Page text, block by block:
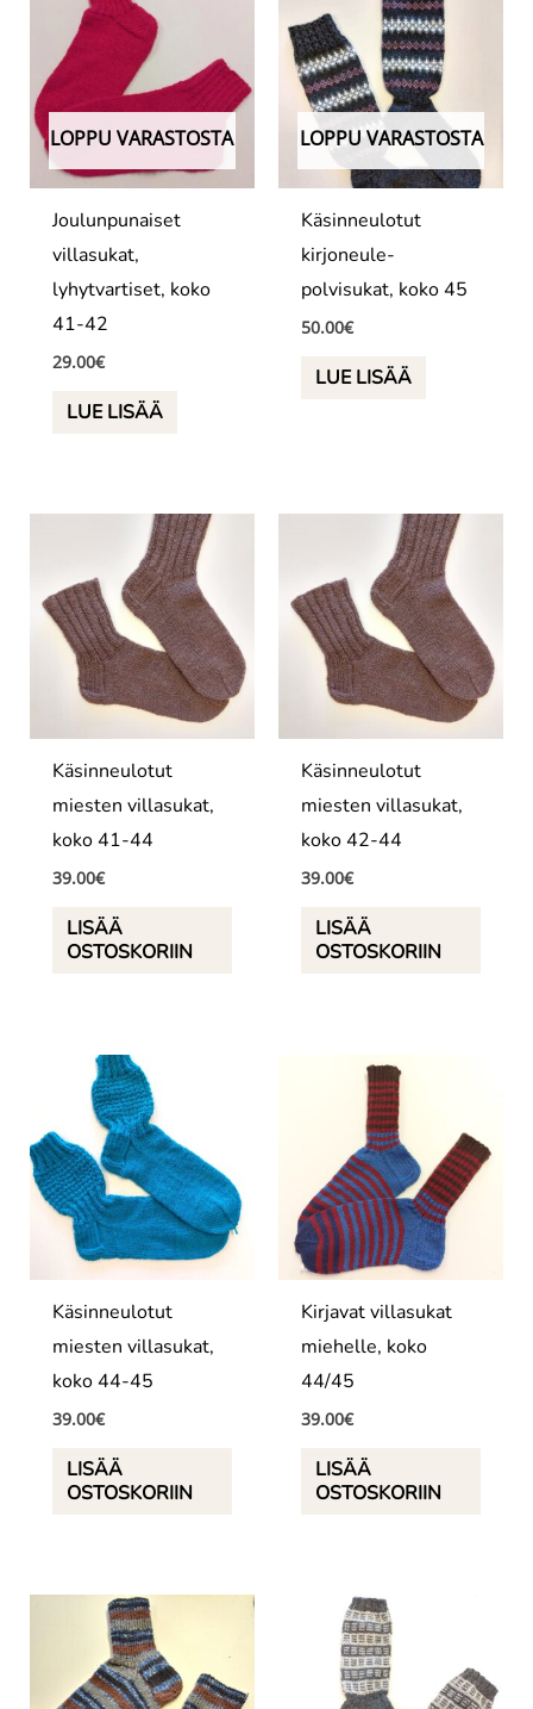
LOPPU VARASTOSTA
Joulunpunaiset
villasukat,
lyhytvartiset, koko
41-42
29.00€
LUE LISÄÄ
LOPPU VARASTOSTA
Käsinneulotut
kirjoneule-
polvisukat, koko 45
50.00€
LUE LISÄÄ
Käsinneulotut
miesten villasukat,
koko 41-44
39.00€
LISÄÄ
OSTOSKORIIN
Käsinneulotut
miesten villasukat,
koko 42-44
39.00€
LISÄÄ
OSTOSKORIIN
Käsinneulotut
miesten villasukat,
koko 44-45
39.00€
LISÄÄ
OSTOSKORIIN
Kirjavat villasukat
miehelle, koko
44/45
39.00€
LISÄÄ
OSTOSKORIIN